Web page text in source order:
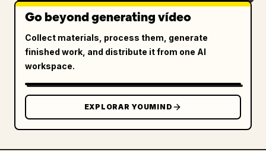
Go beyond generating vídeo
Collect materials, process them, generate
finished work, and distribute it from one AI
workspace.
EXPLORAR YOUMIND